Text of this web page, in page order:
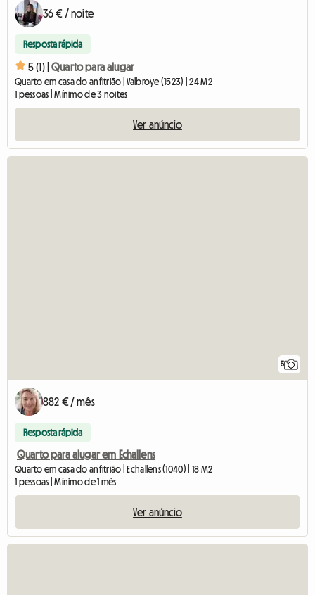
36 € / noite
Resposta rápida
5 (1) | Quarto para alugar
Quarto em casa do anfitrião | Valbroye (1523) | 24 M2
1 pessoas | Mínimo de 3 noites
Ver anúncio
5
882 € / mês
Resposta rápida
Quarto para alugar em Echallens
Quarto em casa do anfitrião | Echallens (1040) | 18 M2
1 pessoas | Mínimo de 1 mês
Ver anúncio